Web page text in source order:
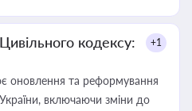
кодексу:
+1
оновлення та реформування
включаючи зміни до